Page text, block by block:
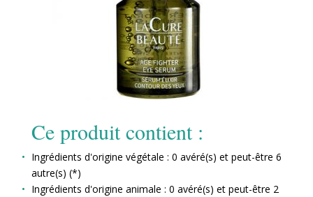
Ce produit contient :
Ingrédients d'origine végétale : 0 avéré(s) et peut-être 6
autre(s) (*)
Ingrédients d'origine animale : 0 avéré(s) et peut-être 2